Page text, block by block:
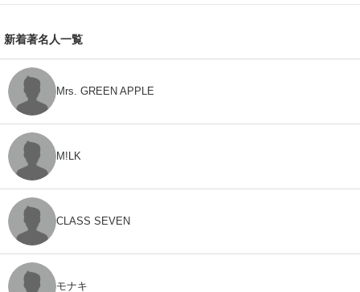
新着著名人一覧
Mrs. GREEN APPLE
M!LK
CLASS SEVEN
モナキ